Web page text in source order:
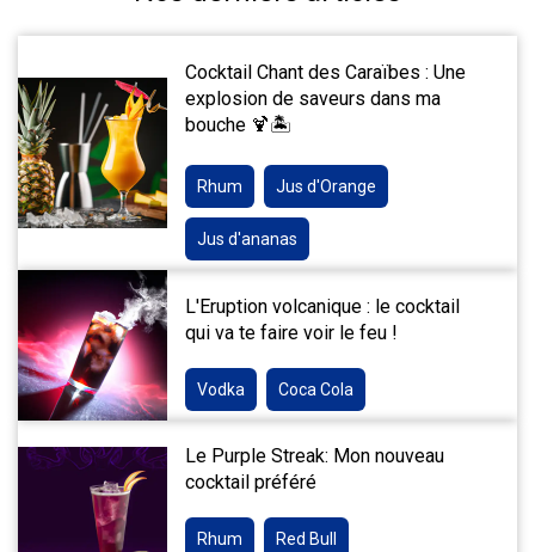
Cocktail Chant des Caraïbes : Une
explosion de saveurs dans ma
bouche 🍹🏝️
Rhum Jus d'Orange
Jus d'ananas
L'Eruption volcanique : le cocktail
qui va te faire voir le feu !
Vodka Coca Cola
Le Purple Streak: Mon nouveau
cocktail préféré
Rhum Red Bull